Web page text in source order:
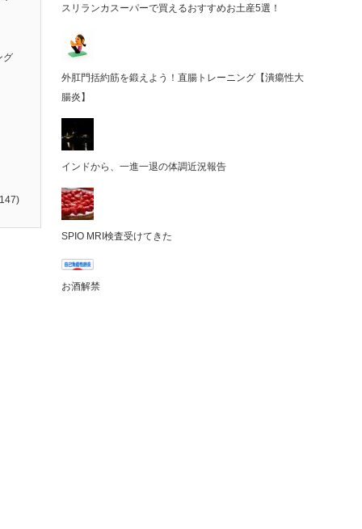
グ
スリランカスーパーで買えるおすすめお土産5選！
外肛門括約筋を鍛えよう！直腸トレーニング【潰瘍性大
腸炎】
インドから、一進一退の体調近況報告
SPIO MRI検査受けてきた
お酒解禁